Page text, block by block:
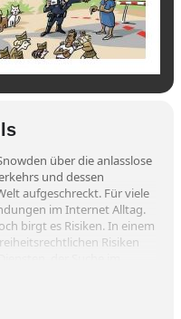
über die anlasslose
und dessen
aufgeschreckt. Für viele
im Internet Alltag.
birgt es Risiken. In einem
Risiken
in einem
Zeit für